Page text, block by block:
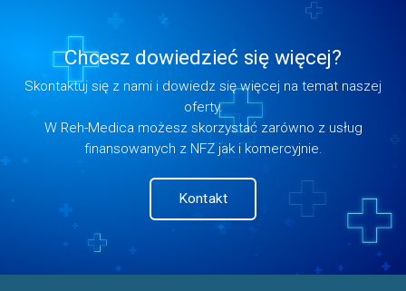
Chcesz dowiedzieć się więcej?
Skontaktuj się z nami i dowiedz się więcej na temat naszej
oferty.
W Reh-Medica możesz skorzystać zarówno z usług
finansowanych z NFZ jak i komercyjnie.
Kontakt